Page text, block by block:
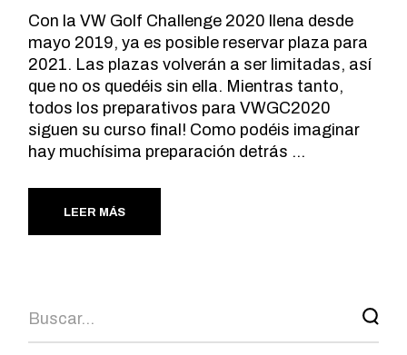
Con la VW Golf Challenge 2020 llena desde
mayo 2019, ya es posible reservar plaza para
2021. Las plazas volverán a ser limitadas, así
que no os quedéis sin ella. Mientras tanto,
todos los preparativos para VWGC2020
siguen su curso final! Como podéis imaginar
hay muchísima preparación detrás ...
LEER MÁS
Search
Estadísticas
Para que
podamos
mejorar la
funcionalidad
y estructura
de la web, en
base a cómo
mejor posible